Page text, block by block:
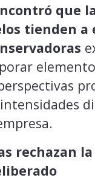
que
tienden a
rechazan